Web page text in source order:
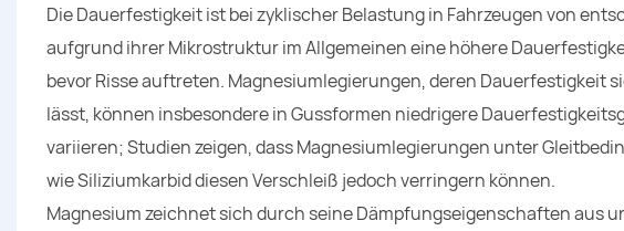
Die Dauerfestigkeit ist bei zyklischer Belastung in Fahrzeugen von
aufgrund ihrer Mikrostruktur im Allgemeinen eine höhere
bevor Risse auftreten. Magnesiumlegierungen, deren Dauerfestigkeit
lässt, können insbesondere in Gussformen niedrigere
variieren; Studien zeigen, dass Magnesiumlegierungen unter
wie Siliziumkarbid diesen Verschleiß jedoch verringern können.
Magnesium zeichnet sich durch seine Dämpfungseigenschaften aus